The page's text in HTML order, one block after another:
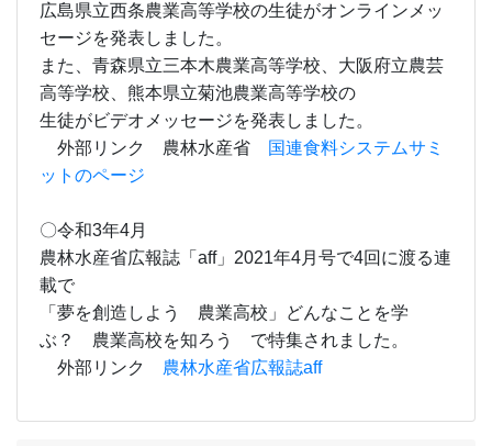
広島県立西条農業高等学校の生徒がオンラインメッ
セージを発表しました。
また、青森県立三本木農業高等学校、大阪府立農芸
高等学校、熊本県立菊池農業高等学校の
生徒がビデオメッセージを発表しました。
外部リンク 農林水産省
国連食料システムサミ
ットのページ
〇令和3年4月
農林水産省広報誌「aff」2021年4月号で4回に渡る連
載で
「夢を創造しよう 農業高校」どんなことを学
ぶ？ 農業高校を知ろう で特集されました。
外部リンク 農林水産省広報誌aff